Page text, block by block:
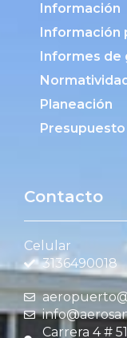
Información
Información
Informes de
Normatividad
Planeación
Presupuesto
Contacto
Celular
3136490018
Carrera 4 #